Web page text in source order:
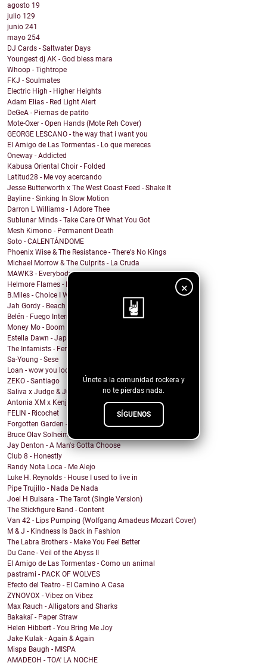
×
Únete a la comunidad rockera y
no te pierdas nada.
SÍGUENOS
agosto 19
julio 129
junio 241
mayo 254
DJ Cards - Saltwater Days
Youngest dj AK - God bless mara
Whoop - Tightrope
FKJ - Soulmates
Electric High - Higher Heights
Adam Elias - Red Light Alert
DeGeA - Piernas de patito
Mote-Oxer - Open Hands (Mote Reh Cover)
GEORGE LESCANO - the way that i want you
El Amigo de Las Tormentas - Lo que mereces
Oneway - Addicted
Kabusa Oriental Choir - Folded
Latitud28 - Me voy acercando
Jesse Butterworth x The West Coast Feed - Shake It
Bayline - Sinking In Slow Motion
Darron L Williams - I Adore Thee
Sublunar Minds - Take Care Of What You Got
Mesh Kimono - Permanent Death
Soto - CALENTÁNDOME
Phoenix Wise & The Resistance - There's No Kings
Michael Morrow & The Culprits - La Cruda
MAWK3 - Everybody Wants To Be You
Helmore Flames - Moonjoy
B.Miles - Choice I Would Choose
Jah Gordy - Beach Front Condo
Belén - Fuego Interno
Money Mo - Boom Boom
Estella Dawn - Japanese Boots
The Infamists - Feral Noises and Amphetamines
Sa-Young - Sese
Loan - wow you look undiagnosed
ZEKO - Santiago
Saliva x Judge & Jury - Sadistic Love
Antonia XM x Kenji Araki - Breakfree
FELIN - Ricochet
Forgotten Garden - Rain
Bruce Olav Solheim - Down and Out for Love
Jay Denton - A Man's Gotta Choose
Club 8 - Honestly
Randy Nota Loca - Me Alejo
Luke H. Reynolds - House I used to live in
Pipe Trujillo - Nada De Nada
Joel H Bulsara - The Tarot (Single Version)
The Stickfigure Band - Content
Van 42 - Lips Pumping (Wolfgang Amadeus Mozart Cover)
M & J - Kindness Is Back in Fashion
The Labra Brothers - Make You Feel Better
Du Cane - Veil of the Abyss II
El Amigo de Las Tormentas - Como un animal
pastrami - PACK OF WOLVES
Efecto del Teatro - El Camino A Casa
ZYNOVOX - Vibez on Vibez
Max Rauch - Alligators and Sharks
Bakakaï - Paper Straw
Helen Hibbert - You Bring Me Joy
Jake Kulak - Again & Again
Mispa Baugh - MISPA
AMADEOH - TOA' LA NOCHE